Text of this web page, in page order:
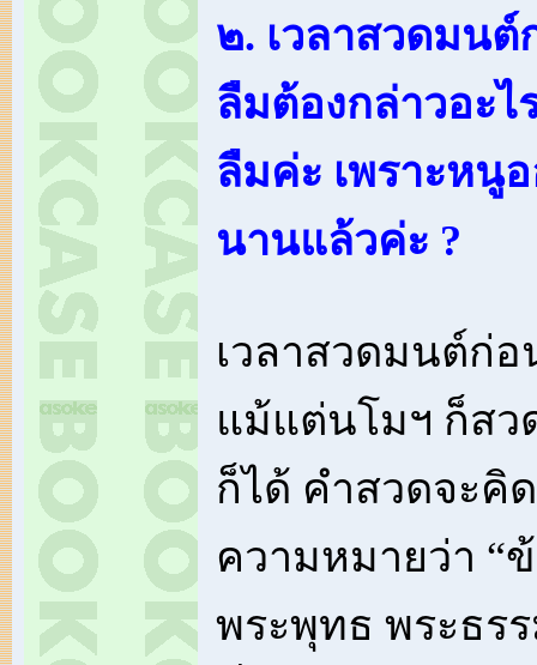
๒. เวลาสวดมน
ลืมต้องกล่าวอะ
ลืมค่ะ เพราะหนู
นานแล้วค่ะ ?
เวลาสวดมนต์ก่
แม้แต่นโมฯ ก็สว
ก็ได้ คำสวดจะคิ
ความหมายว่า “
พระพุทธ พระธร